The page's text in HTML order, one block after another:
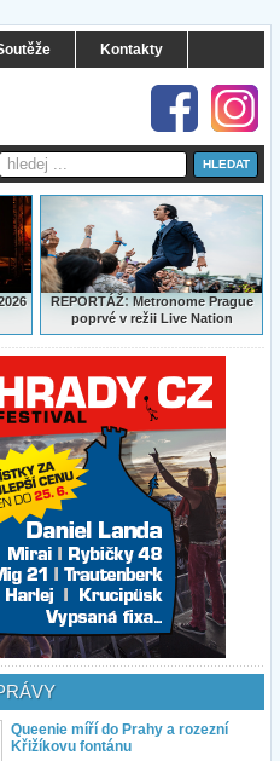
Kontakty
REPORTÁŽ:Metronome Prague
poprvé v režii Live Nation
Queenie míří do Prahy a rozezní
Křižíkovu fontánu